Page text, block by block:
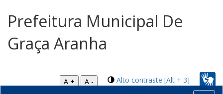
Prefeitura Municipal De
Graça Aranha
Alto contraste [Alt + 3]
A +
A -